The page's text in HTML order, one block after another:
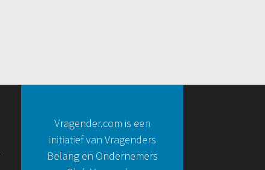
Vragender.com is een
initiatief van Vragenders
Belang en Ondernemers